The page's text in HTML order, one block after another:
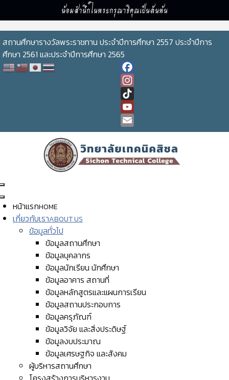
น้อมสำนึกในพระกรุณาธิคุณเป็นล้นพ้น
สถานศึกษารางวัลพระราชทาน ประจำปีการศึกษา 2557 ประจำปีการ
ศึกษา 2561 และประจำปีการศึกษา 2565
Facebook
Instagram
TikTok
YouTube
Channel
Email
หน้าแรกHOME
เกี่ยวกับเราABOUT US
ข้อมูลทั่วไป
ข้อมูลสถานศึกษา
ข้อมูลบุคลากร
ข้อมูลนักเรียน นักศึกษา
ข้อมูลอาคาร สถานที่
ข้อมูลหลักสูตรและแผนการเรียน
ข้อมูลสถานประกอบการ
ข้อมูลครุภัณฑ์
ข้อมูลวิจัย และสิ่งประดิษฐ์
ข้อมูลงบประมาณ
ข้อมูลเศรษฐกิจ และสังคม
ผู้บริหารสถานศึกษา